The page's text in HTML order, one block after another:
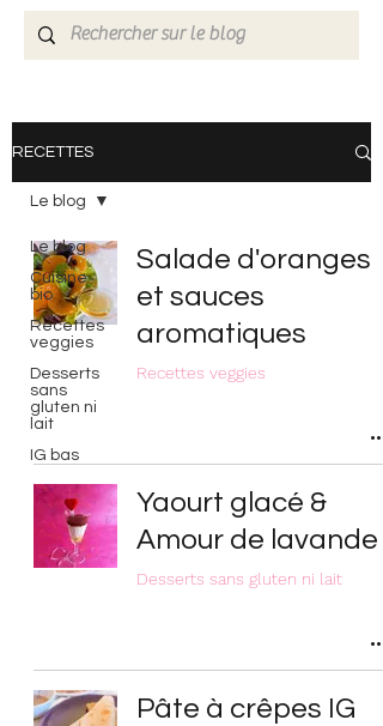
RECETTES
Le blog
Cuisine
bio
Recettes
veggies
Desserts
sans
gluten ni
lait
IG bas
Le blog
Salade d'oranges
et sauces
aromatiques
Recettes veggies
Yaourt glacé &
Amour de lavande
Desserts sans gluten ni lait
Pâte à crêpes IG